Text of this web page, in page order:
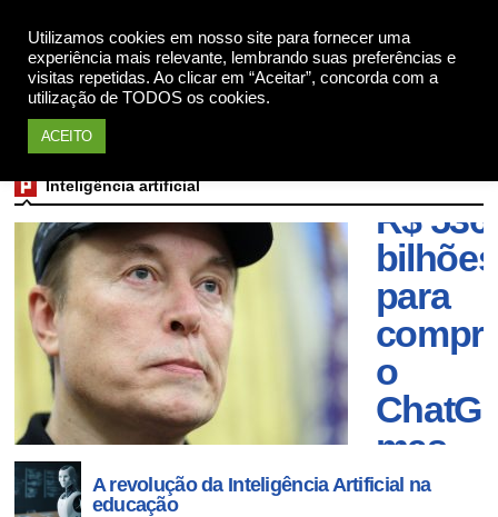
Utilizamos cookies em nosso site para fornecer uma
experiência mais relevante, lembrando suas preferências e
visitas repetidas. Ao clicar em “Aceitar”, concorda com a
utilização de TODOS os cookies.
ACEITO
Inteligência artificial
R$ 536
bilhões
para
o
mas
A revolução da Inteligência Artificial na
educação